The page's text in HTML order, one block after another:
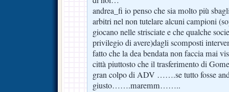
andrea_fi io penso che sia molto più
arbitri nel non tutelare alcuni campioni
giocano nelle strisciate e che qualche
privilegio di avere)dagli scomposti
fatto che la dea bendata non faccia mai
città piuttosto che il trasferimento di
gran colpo di ADV …….se tutto fosse
giusto…….maremm……..